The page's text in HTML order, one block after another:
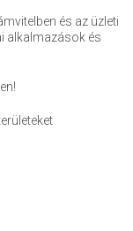
és az üzleti
alkalmazások és